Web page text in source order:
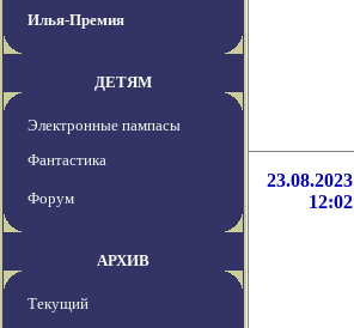
Илья-Премия
ДЕТЯМ
Электронные пампасы
Фантастика
Форум
АРХИВ
Текущий
23.08.2023
12:02